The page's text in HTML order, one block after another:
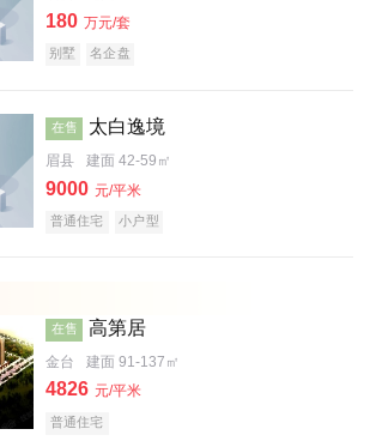
180 万元/套
别墅 名企盘
在售 太白逸境
眉县 建面 42-59㎡
9000 元/平米
普通住宅 小户型
在售 高第居
金台 建面 91-137㎡
4826 元/平米
普通住宅